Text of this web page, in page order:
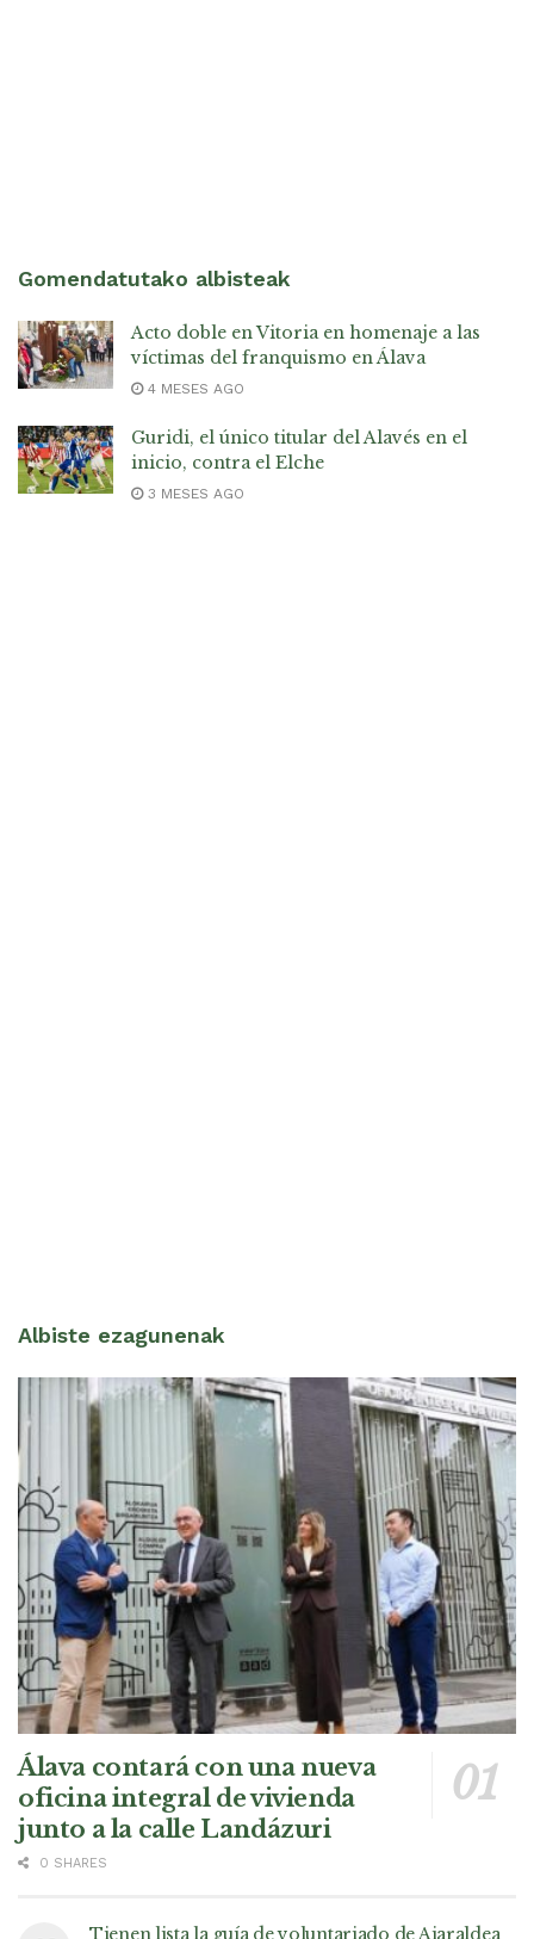
Gomendatutako albisteak
Acto doble en Vitoria en homenaje a las
víctimas del franquismo en Álava
4 MESES AGO
Guridi, el único titular del Alavés en el
inicio, contra el Elche
3 MESES AGO
Albiste ezagunenak
Álava contará con una nueva
oficina integral de vivienda
junto a la calle Landázuri
0 SHARES
Tienen lista la guía de voluntariado de Aiaraldea